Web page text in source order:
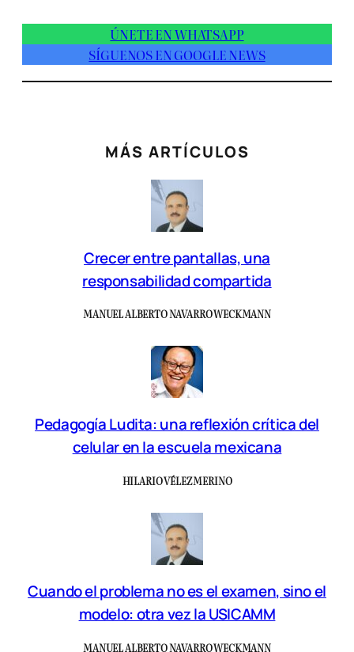
ÚNETE EN WHATSAPP
SÍGUENOS EN GOOGLE NEWS
MÁS ARTÍCULOS
Crecer entre pantallas, una
responsabilidad compartida
MANUEL ALBERTO NAVARRO WECKMANN
Pedagogía Ludita: una reflexión crítica del
celular en la escuela mexicana
HILARIO VÉLEZ MERINO
Cuando el problema no es el examen, sino el
modelo: otra vez la USICAMM
MANUEL ALBERTO NAVARRO WECKMANN